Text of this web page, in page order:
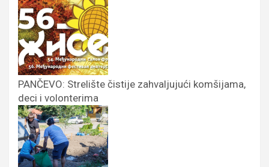
PANČEVO: Strelište čistije zahvaljujući komšijama,
deci i volonterima